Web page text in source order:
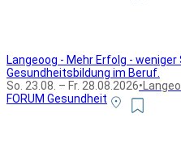
Langeoog - Mehr Erfolg -
Gesundheitsbildung im Beruf.
So. 23.08. – Fr. 28.08.2026•
FORUM Gesundheit